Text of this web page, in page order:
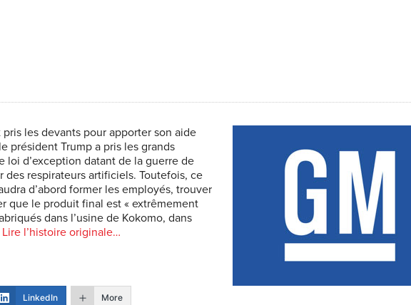
les devants pour apporter son aide
président Trump a pris les grands
loi d’exception datant de la guerre de
respirateurs artificiels. Toutefois, ce
d’abord former les employés, trouver
que le produit final est « extrêmement
dans l’usine de Kokomo, dans
Lire l’histoire originale…
LinkedIn More